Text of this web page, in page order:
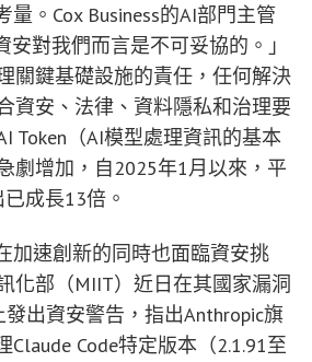
量。Cox Business的AI部門主管
安對我們而言是不可妥協的。」
關鍵基礎設施的責任，任何解決
資安、法律、資料隱私和治理要
Token（AI模型處理資訊的基本
劇增加，自2025年1月以來，平
成長13倍。
加速創新的同時也面臨資安挑
化部（MIIT）近日在其國家漏洞
出資安警告，指出Anthropic旗
Claude Code特定版本（2.1.91至